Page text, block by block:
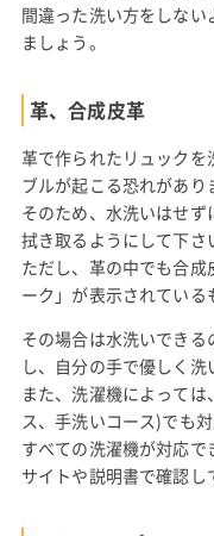
間違った洗い方をしな
ましょう。
革、合成皮革
革で作られたリュック
ブルが起こる恐れがあり
そのため、水洗いはせ
拭き取るようにして下さ
ただし、革の中でも合
ーク」が表示されている
その場合は水洗いでき
し、自分の手で優しく洗
また、洗濯機によって
ス、手洗いコース)でも対
すべての洗濯機が対応
サイトや説明書で確認し